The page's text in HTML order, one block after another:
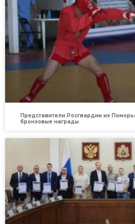
Представители Росгвардии из
бронзовые награды